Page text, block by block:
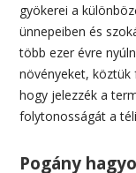
gyökerei a
ünnepeiben és
több ezer évre
növényeket,
hogy jelezzék a
folytonosságát a
Pogány